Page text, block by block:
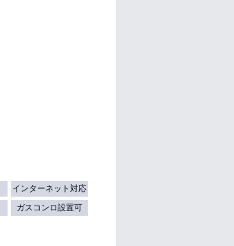
インターネット対応
ガスコンロ設置可